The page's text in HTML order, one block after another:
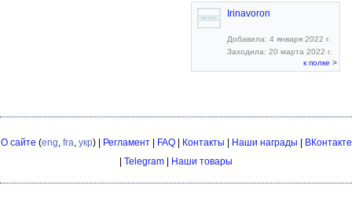
Irinavoron
Добавила: 4 января 2022 г.
Заходила: 20 марта 2022 г.
к полке >
О сайте (eng, fra, укр) | Регламент| FAQ| Контакты Наши награды
ВКонтакте
Telegram Наши товары